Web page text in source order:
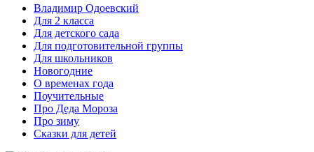
Владимир Одоевский
Для 2 класса
Для детского сада
Для подготовительной группы
Для школьников
Новогодние
О временах года
Поучительные
Про Деда Мороза
Про зиму
Сказки для детей